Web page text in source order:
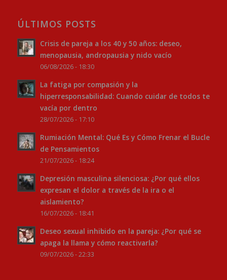
ÚLTIMOS POSTS
Crisis de pareja a los 40 y 50 años: deseo,
menopausia, andropausia y nido vacío
06/08/2026 - 18:30
La fatiga por compasión y la
hiperresponsabilidad: Cuando cuidar de todos te
vacía por dentro
28/07/2026 - 17:10
Rumiación Mental: Qué Es y Cómo Frenar el Bucle
de Pensamientos
21/07/2026 - 18:24
Depresión masculina silenciosa: ¿Por qué ellos
expresan el dolor a través de la ira o el
aislamiento?
16/07/2026 - 18:41
Deseo sexual inhibido en la pareja: ¿Por qué se
apaga la llama y cómo reactivarla?
09/07/2026 - 22:33